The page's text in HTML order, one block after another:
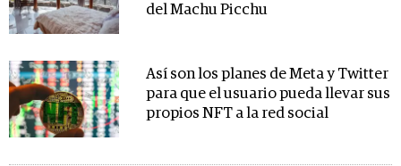
del Machu Picchu
Así son los planes de Meta y Twitter
para que el usuario pueda llevar sus
propios NFT a la red social